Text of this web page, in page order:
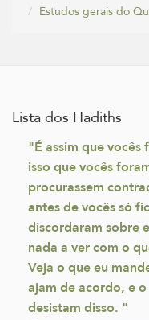
Estudos gerais do
Lista dos Hadiths
"É assim que
isso que vocês
procurassem
antes de vocês só
discordaram sobre
nada a ver com o
Veja o que eu
ajam de acordo, e
desistam disso. "